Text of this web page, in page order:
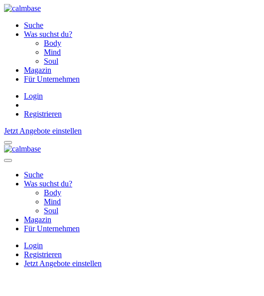
Suche
Was suchst du?
Body
Mind
Soul
Magazin
Für Unternehmen
Login
Registrieren
Jetzt Angebote einstellen
Suche
Was suchst du?
Body
Mind
Soul
Magazin
Für Unternehmen
Login
Registrieren
Jetzt Angebote einstellen